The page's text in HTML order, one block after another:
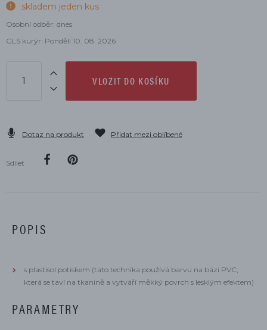
skladem jeden kus
Osobní odběr: dnes
GLS kurýr: Pondělí 10. 08. 2026
VLOŽIT DO KOŠÍKU
Dotaz na produkt Přidat mezi oblíbené
Sdílet
POPIS
s plastisol potiskem (tato technika používá barvu na bázi PVC,
která se taví na tkanině a vytváří měkký povrch s lesklým efektem)
PARAMETRY